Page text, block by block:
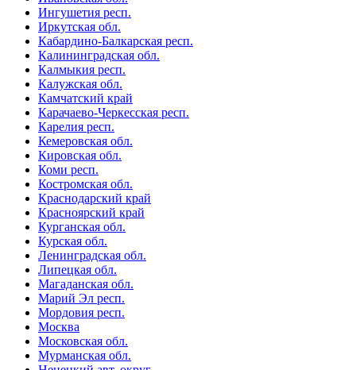
Ингушетия респ.
Иркутская обл.
Кабардино-Балкарская респ.
Калининградская обл.
Калмыкия респ.
Калужская обл.
Камчатский край
Карачаево-Черкесская респ.
Карелия респ.
Кемеровская обл.
Кировская обл.
Коми респ.
Костромская обл.
Краснодарский край
Красноярский край
Курганская обл.
Курская обл.
Ленинградская обл.
Липецкая обл.
Магаданская обл.
Марий Эл респ.
Мордовия респ.
Москва
Московская обл.
Мурманская обл.